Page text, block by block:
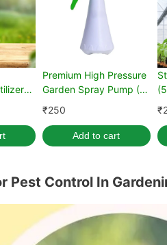
with
Premium High Pressure
Garden Spray Pump (1
Liter)
₹250
Add to cart
₹
Pest Control In